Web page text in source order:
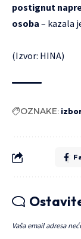
postignut
osoba – kazala
(Izvor: HINA)
OZNAKE:
Vaša email adresa